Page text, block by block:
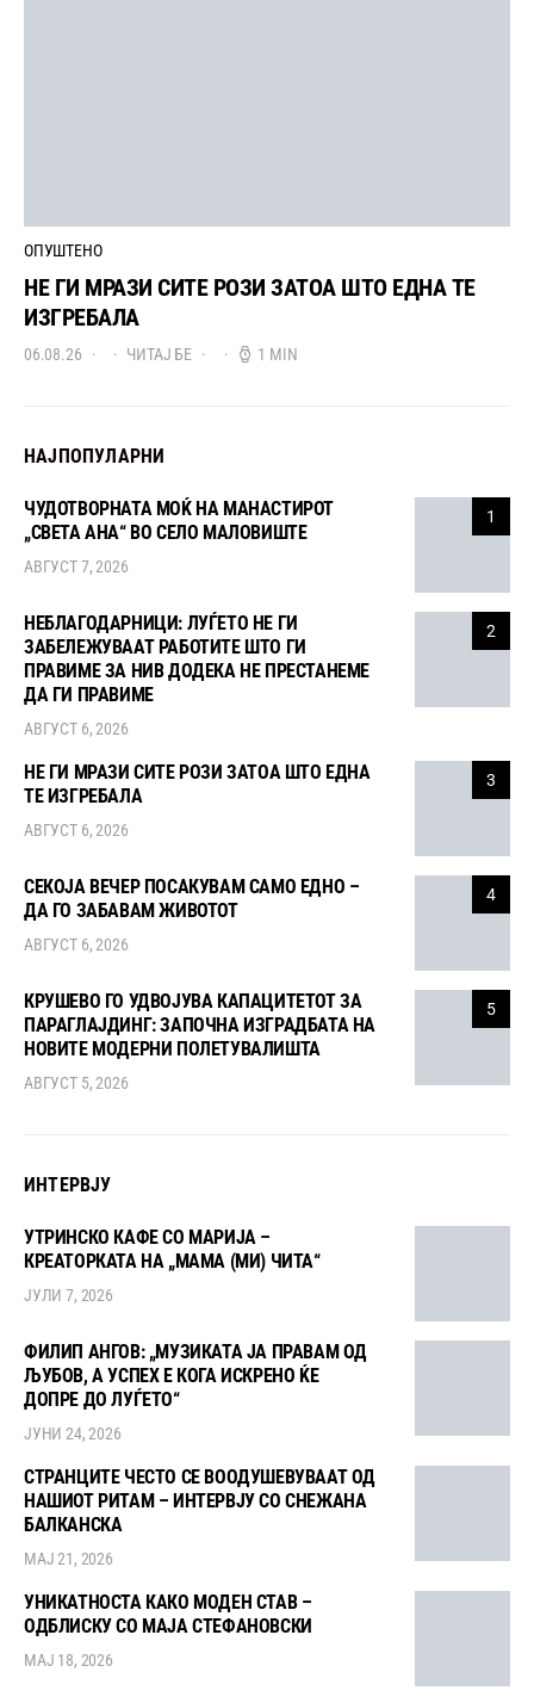
ОПУШТЕНО
НЕ ГИ МРАЗИ СИТЕ РОЗИ ЗАТОА ШТО ЕДНА ТЕ
ИЗГРЕБАЛА
06.08.26 ЧИТАЈ БЕ 1 MIN
НАЈПОПУЛАРНИ
1
ЧУДОТВОРНАТА МОЌ НА МАНАСТИРОТ
„СВЕТА АНА“ ВО СЕЛО МАЛОВИШТЕ
АВГУСТ 7, 2026
2
НЕБЛАГОДАРНИЦИ: ЛУЃЕТО НЕ ГИ
ЗАБЕЛЕЖУВААТ РАБОТИТЕ ШТО ГИ
ПРАВИМЕ ЗА НИВ ДОДЕКА НЕ ПРЕСТАНЕМЕ
ДА ГИ ПРАВИМЕ
АВГУСТ 6, 2026
3
НЕ ГИ МРАЗИ СИТЕ РОЗИ ЗАТОА ШТО ЕДНА
ТЕ ИЗГРЕБАЛА
АВГУСТ 6, 2026
4
СЕКОЈА ВЕЧЕР ПОСАКУВАМ САМО ЕДНО –
ДА ГО ЗАБАВАМ ЖИВОТОТ
АВГУСТ 6, 2026
5
КРУШЕВО ГО УДВОЈУВА КАПАЦИТЕТОТ ЗА
ПАРАГЛАЈДИНГ: ЗАПОЧНА ИЗГРАДБАТА НА
НОВИТЕ МОДЕРНИ ПОЛЕТУВАЛИШТА
АВГУСТ 5, 2026
ИНТЕРВЈУ
УТРИНСКО КАФЕ СО МАРИЈА –
КРЕАТОРКАТА НА „МАМА (МИ) ЧИТА“
ЈУЛИ 7, 2026
ФИЛИП АНГОВ: „МУЗИКАТА ЈА ПРАВАМ ОД
ЉУБОВ, А УСПЕХ Е КОГА ИСКРЕНО ЌЕ
ДОПРЕ ДО ЛУЃЕТО“
ЈУНИ 24, 2026
СТРАНЦИТЕ ЧЕСТО СЕ ВООДУШЕВУВААТ ОД
НАШИОТ РИТАМ – ИНТЕРВЈУ СО СНЕЖАНА
БАЛКАНСКА
МАЈ 21, 2026
УНИКАТНОСТА КАКО МОДЕН СТАВ –
ОДБЛИСКУ СО МАЈА СТЕФАНОВСКИ
МАЈ 18, 2026